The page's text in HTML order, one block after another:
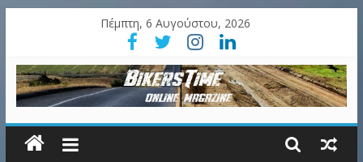
Πέμπτη, 6 Αυγούστου, 2026